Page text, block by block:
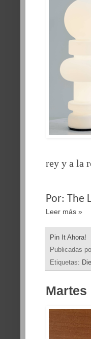
rey y a la
Por: The
Leer más »
Pin It Ahora!
Publicadas
Etiquetas: